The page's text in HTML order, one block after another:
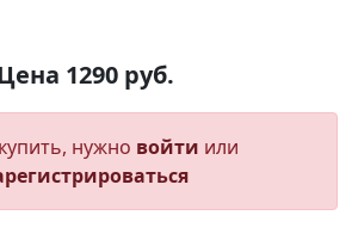
1290 руб.
нужно войти или